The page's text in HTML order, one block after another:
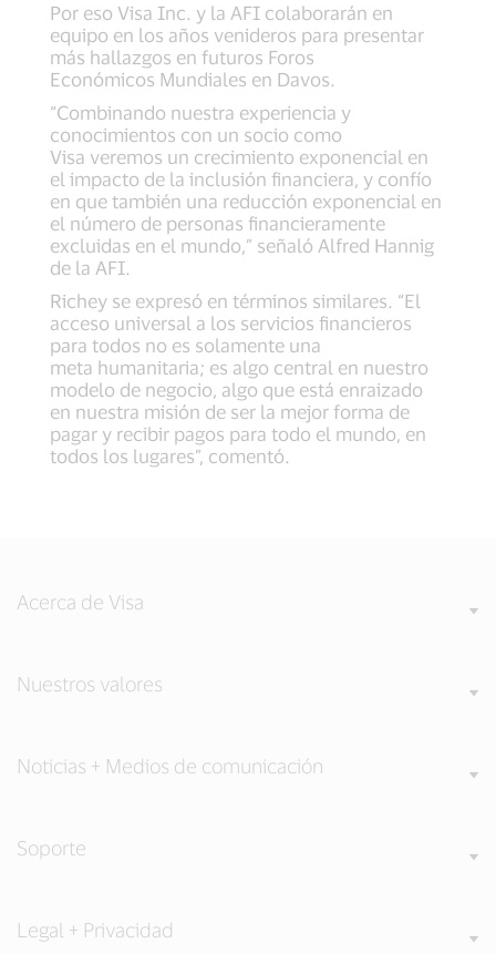
Por eso Visa Inc. y la AFI colaborarán en
equipo en los años venideros para presentar
más hallazgos en futuros Foros
Económicos Mundiales en Davos.
“Combinando nuestra experiencia y
conocimientos con un socio como
Visa veremos un crecimiento exponencial en
el impacto de la inclusión financiera, y confío
en que también una reducción exponencial en
el número de personas financieramente
excluidas en el mundo,” señaló Alfred Hannig
de la AFI.
Richey se expresó en términos similares. “El
acceso universal a los servicios financieros
para todos no es solamente una
meta humanitaria; es algo central en nuestro
modelo de negocio, algo que está enraizado
en nuestra misión de ser la mejor forma de
pagar y recibir pagos para todo el mundo, en
todos los lugares”, comentó.
Acerca de Visa
Nuestros valores
Noticias + Medios de comunicación
Soporte
Legal + Privacidad